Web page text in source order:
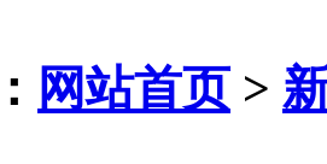
网站首页>